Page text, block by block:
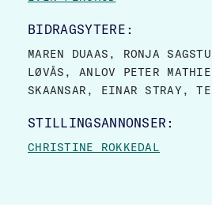
BIDRAGSYTERE:
MAREN DUAAS, RONJA
LØVÅS, ANLOV PETER
SKAANSAR, EINAR STRAY,
STILLINGSANNONSER:
CHRISTINE ROKKEDAL